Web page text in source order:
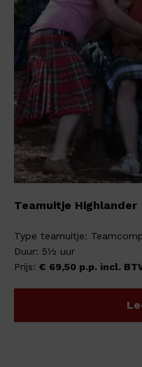
Teamuitje Highlander
Type teamuitje:
Duur: 5½ uur
Prijs: € 69,50 p.p. incl.